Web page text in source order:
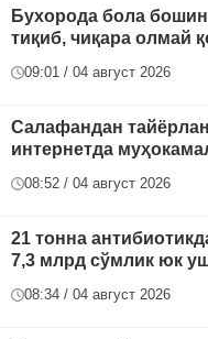
Бухорода бола
тиқиб, чиқара олмай
09:01 / 04 август 2026
Салафандан
интернетда
08:52 / 04 август 2026
21 тонна
7,3 млрд сўмлик юк
08:34 / 04 август 2026